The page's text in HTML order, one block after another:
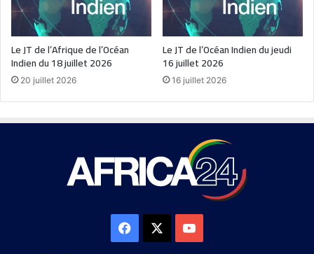
Le JT de l’Afrique de l’Océan
Indien du 18 juillet 2026
20 juillet 2026
Le JT de l’Océan Indien du jeudi
16 juillet 2026
16 juillet 2026